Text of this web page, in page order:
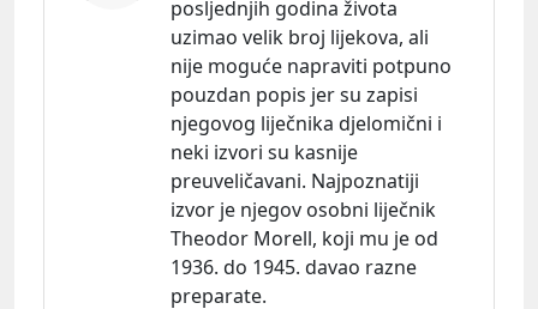
posljednjih godina života
uzimao velik broj lijekova, ali
nije moguće napraviti potpuno
pouzdan popis jer su zapisi
njegovog liječnika djelomični i
neki izvori su kasnije
preuveličavani. Najpoznatiji
izvor je njegov osobni liječnik
Theodor Morell, koji mu je od
1936. do 1945. davao razne
preparate.